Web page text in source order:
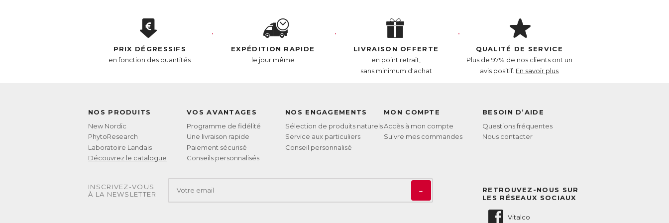
● Le Magnésium et les vitamines B aident à réduire la fatigue et l’épuisement et favorisent le fonctionnement
normal du système nerveux.
● Le Magnésium et la vitamine D contribuent au maintien de fonctions musculaires et osseuses normales.
● L’extrait concentré d’écorce de Pin Maritime favorise une bonne microcirculation sanguine, ce qui optimise
PRIX DÉGRESSIFS
en fonction des quantités
EXPÉDITION RAPIDE
le jour même
LIVRAISON OFFERTE
en point retrait,
sans minimum d'achat
QUALITÉ DE SERVICE
Plus de 97% de nos clients ont un
avis positif. En savoir plus
NOS PRODUITS
New Nordic
PhytoResearch
Laboratoire Landais
Découvrez le catalogue
VOS AVANTAGES
Programme de fidélité
Une livraison rapide
Paiement sécurisé
Conseils personnalisés
NOS ENGAGEMENTS
Sélection de produits naturels
Service aux particuliers
Conseil personnalisé
MON COMPTE
Accès à mon compte
Suivre mes commandes
BESOIN D’AIDE
Questions fréquentes
Nous contacter
RETROUVEZ-NOUS SUR
LES RÉSEAUX SOCIAUX
Vitalco
INSCRIVEZ-VOUS
À LA NEWSLETTER
→